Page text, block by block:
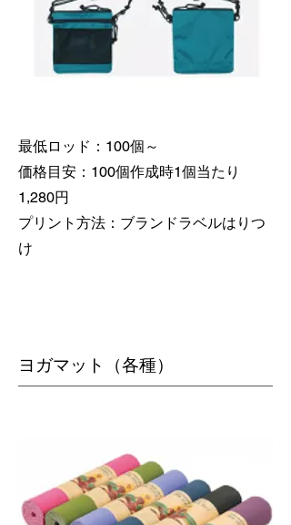
最低ロッド：100個～
価格目安：100個作成時1個当たり
1,280円
​プリント方法：ブランドラベルはりつ
け
​ヨガマット（各種）